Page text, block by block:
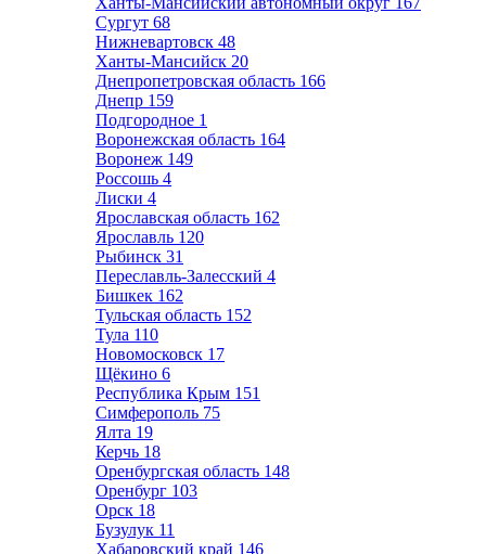
Сургут 68
Нижневартовск 48
Ханты-Мансийск 20
Днепропетровская область 166
Днепр 159
Подгородное 1
Воронежская область 164
Воронеж 149
Россошь 4
Лиски 4
Ярославская область 162
Ярославль 120
Рыбинск 31
Переславль-Залесский 4
Бишкек 162
Тульская область 152
Тула 110
Новомосковск 17
Щёкино 6
Республика Крым 151
Симферополь 75
Ялта 19
Керчь 18
Оренбургская область 148
Оренбург 103
Орск 18
Бузулук 11
Хабаровский край 146